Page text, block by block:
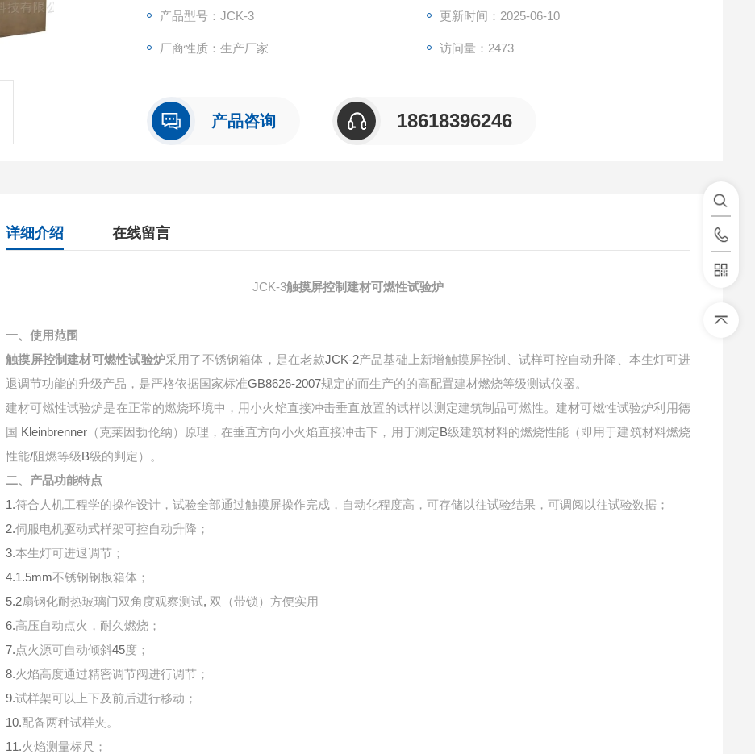
产品型号：JCK-3 更新时间：2025-06-10
厂商性质：生产厂家 访问量：2473
产品咨询 18618396246
详细介绍 在线留言
JCK-3触摸屏控制建材可燃性试验炉
一、使用范围
触摸屏控制建材可燃性试验炉采用了不锈钢箱体，是在老款JCK-2产品基础上新增触摸屏控制、试样可控自动升降、本生灯可进
退调节功能的升级产品，是严格依据国家标准GB8626-2007规定的而生产的的高配置建材燃烧等级测试仪器。
建材可燃性试验炉是在正常的燃烧环境中，用小火焰直接冲击垂直放置的试样以测定建筑制品可燃性。建材可燃性试验炉利用德
国 Kleinbrenner （克莱因勃伦纳）原理，在垂直方向小火焰直接冲击下，用于测定B级建筑材料的燃烧性能（即用于建筑材料燃烧
性能/阻燃等级B级的判定）。
二、产品功能特点
1.符合人机工程学的操作设计，试验全部通过触摸屏操作完成，自动化程度高，可存储以往试验结果，可调阅以往试验数据；
2.伺服电机驱动式样架可控自动升降；
3.本生灯可进退调节；
4.1.5mm不锈钢钢板箱体；
5.2扇钢化耐热玻璃门双角度观察测试, 双（带锁）方便实用
6.高压自动点火，耐久燃烧；
7.点火源可自动倾斜45度；
8.火焰高度通过精密调节阀进行调节；
9.试样架可以上下及前后进行移动；
10.配备两种试样夹。
11.火焰测量标尺；